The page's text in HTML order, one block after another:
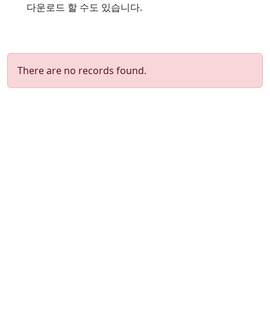
다운로드 할 수도 있습니다.
There are no records found.